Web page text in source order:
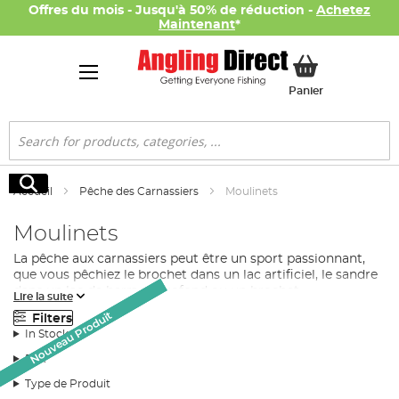
Offres du mois - Jusqu'à 50% de réduction - Achetez
Maintenant*
PanierMon panier
Rechercher
Rechercher
Accueil Pêche des Carnassiers Moulinets
Moulinets
La pêche aux carnassiers peut être un sport passionnant,
que vous pêchiez le brochet dans un lac artificiel, le sandre
dans un lac de barrage profond ou un brochet
préhistorique monstrueux dans un vaste plan d'eau
comme les Norfolk Broads, Angling Direct a le moulinet
carnassiers qui correspond à vos besoins.
Comment Choisir un Moulinet de Pêche
Carnassiers
Lire la suite
Filters
In Stock
Prix
Type de Produit
Nouveau Produit
Nouveau Produit
Nouveau Produit